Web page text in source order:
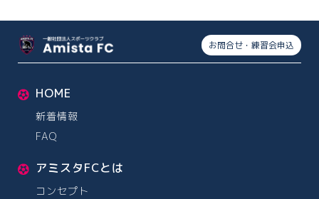
お問合せ・練習会申込
HOME
新着情報
FAQ
アミスタFCとは
コンセプト